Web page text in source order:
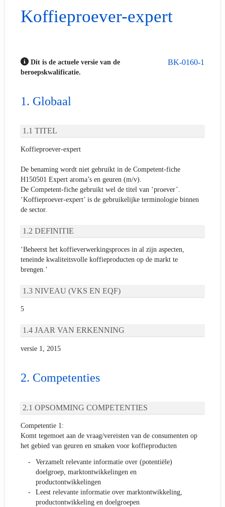
Koffieproever-expert
BK-0160-1
Dit is de actuele versie van de
beroepskwalificatie.
Globaal
TITEL
Koffieproever-expert
De benaming wordt niet gebruikt in de Competent-fiche
H150501 Expert aroma’s en geuren (m/v).
De Competent-fiche gebruikt wel de titel van ‘proever’.
‘Koffieproever-expert’ is de gebruikelijke terminologie binnen
de sector.
DEFINITIE
‘Beheerst het koffieverwerkingsproces in al zijn aspecten,
teneinde kwaliteitsvolle koffieproducten op de markt te
brengen.’
NIVEAU (VKS EN EQF)
5
JAAR VAN ERKENNING
versie 1, 2015
Competenties
OPSOMMING COMPETENTIES
Competentie 1:
Komt tegemoet aan de vraag/vereisten van de consumenten op
het gebied van geuren en smaken voor koffieproducten
Verzamelt relevante informatie over (potentiële)
doelgroep, marktontwikkelingen en
productontwikkelingen
Leest relevante informatie over marktontwikkeling,
productontwikkeling en doelgroepen